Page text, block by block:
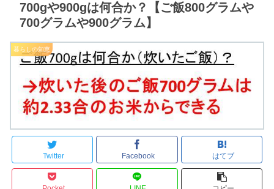
700gや900gは何合か？【ご飯800グラムや
700グラムや900グラム】
暮らしの知恵
Twitter Facebook はてブ